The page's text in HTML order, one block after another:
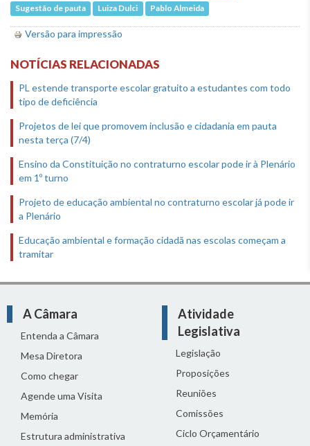
Sugestão de pauta
Luiza Dulci Pablo Almeida
Versão para impressão
NOTÍCIAS RELACIONADAS
PL estende transporte escolar gratuito a estudantes com todo
tipo de deficiência
Projetos de lei que promovem inclusão e cidadania em pauta
nesta terça (7/4)
Ensino da Constituição no contraturno escolar pode ir à Plenário
em 1º turno
Projeto de educação ambiental no contraturno escolar já pode ir
a Plenário
Educação ambiental e formação cidadã nas escolas começam a
tramitar
A Câmara
Entenda a Câmara
Mesa Diretora
Como chegar
Agende uma Visita
Memória
Estrutura administrativa
Atividade
Legislativa
Legislação
Proposições
Reuniões
Comissões
Ciclo Orçamentário